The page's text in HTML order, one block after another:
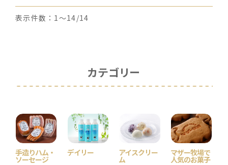
表示件数：1～14/14
カテゴリー
手造りハム・
ソーセージ
デイリー アイスクリー
ム
マザー牧場で
人気のお菓子